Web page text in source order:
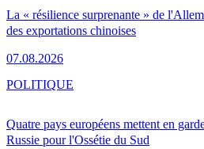
La « résilience surprenante » de
des exportations chinoises
07.08.2026
Quatre pays européens mettent en
Russie pour l'Ossétie du Sud
POLITIQUE